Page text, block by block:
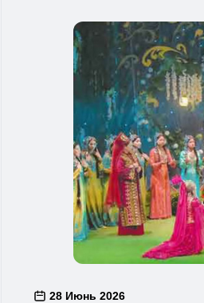
28 Июнь 2026